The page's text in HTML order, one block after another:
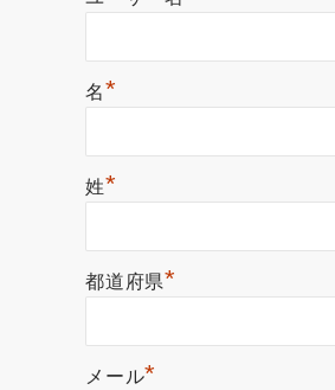
名*
姓*
都道府県*
メール*